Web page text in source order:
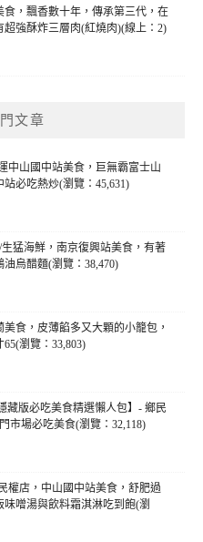
食，飄香數十年，傳承第三代，在
強酥炸三層肉(紅燒肉)(線上：2)
文章
中山國中站美食，巨無霸富士山
必吃熱炒(瀏覽：45,631)
猛海鮮，南京復興站美食，有著
烏醋麵(瀏覽：38,470)
食，皮薄餡多又大顆的小籠包，
瀏覽：33,803)
藏版必吃美食精選懶人包】- 鄉民
市場必吃美食(瀏覽：32,118)
權店，中山國中站美食，舒肥過
噌湯與飲料霜淇淋吃到飽(瀏